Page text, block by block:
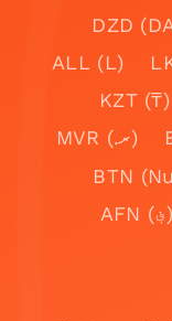
DZD
ALL (L)
KZT (₸)
MVR (.ރ)
BTN
AFN (؋)